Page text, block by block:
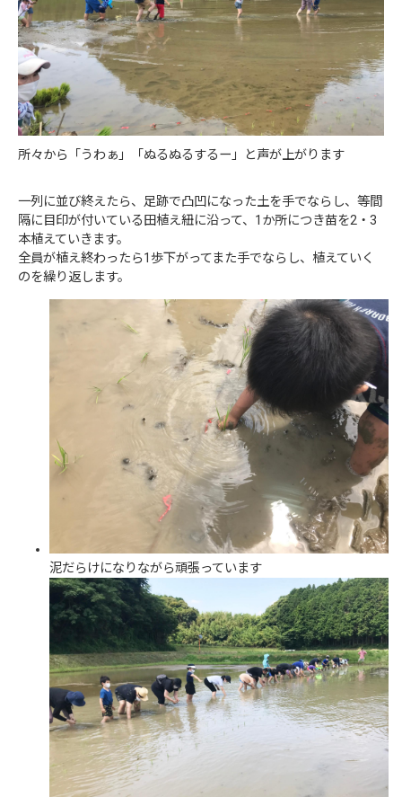
所々から「うわぁ」「ぬるぬるするー」と声が上がります
一列に並び終えたら、足跡で凸凹になった土を手でならし、等間
隔に目印が付いている田植え紐に沿って、1か所につき苗を2・3
本植えていきます。
全員が植え終わったら1歩下がってまた手でならし、植えていく
のを繰り返します。
泥だらけになりながら頑張っています